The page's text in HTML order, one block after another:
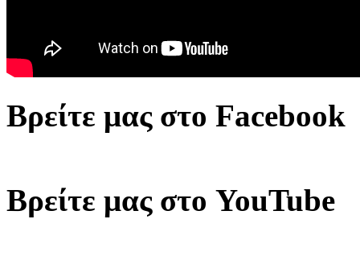
Βρείτε μας στο Facebook
Βρείτε μας στο YouTube